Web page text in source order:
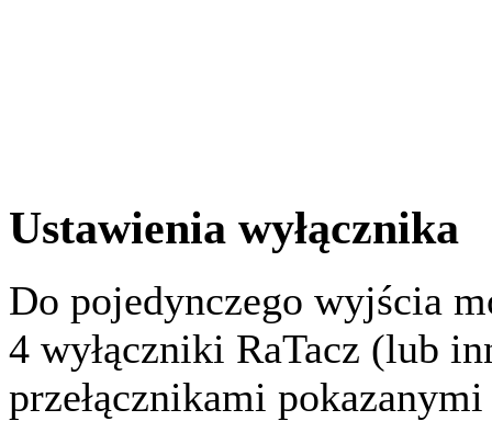
Ustawienia wyłącznika
Do pojedynczego wyjścia
4 wyłączniki RaTacz (lub
przełącznikami